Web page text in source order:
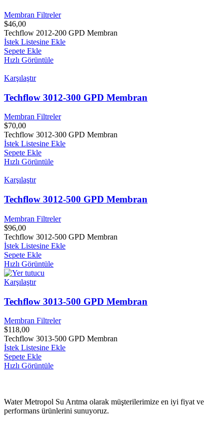
Membran Filtreler
$46,00
Techflow 2012-200 GPD Membran
İstek Listesine Ekle
Sepete Ekle
Hızlı Görüntüle
Karşılaştır
Techflow 3012-300 GPD Membran
Membran Filtreler
$70,00
Techflow 3012-300 GPD Membran
İstek Listesine Ekle
Sepete Ekle
Hızlı Görüntüle
Karşılaştır
Techflow 3012-500 GPD Membran
Membran Filtreler
$96,00
Techflow 3012-500 GPD Membran
İstek Listesine Ekle
Sepete Ekle
Hızlı Görüntüle
Karşılaştır
Techflow 3013-500 GPD Membran
Membran Filtreler
$118,00
Techflow 3013-500 GPD Membran
İstek Listesine Ekle
Sepete Ekle
Hızlı Görüntüle
Water Metropol Su Arıtma olarak müşterilerimize en iyi fiyat ve
performans ürünlerini sunuyoruz.